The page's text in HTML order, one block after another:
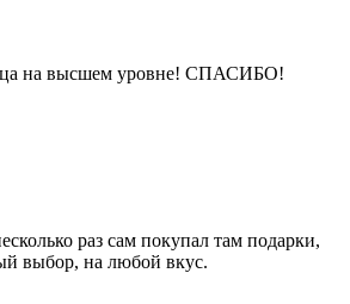
на высшем уровне! СПАСИБО!
раз сам покупал там подарки,
выбор, на любой вкус.